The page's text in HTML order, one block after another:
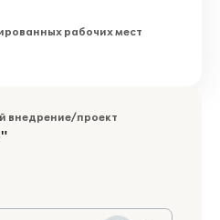
рабочих мест
внедрение/проект